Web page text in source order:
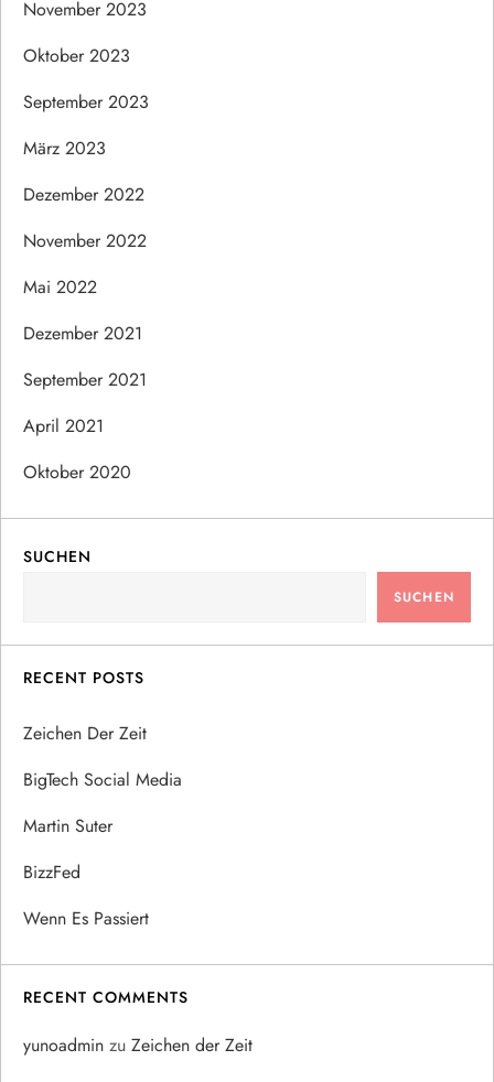
November 2023
Oktober 2023
September 2023
März 2023
Dezember 2022
November 2022
Mai 2022
Dezember 2021
September 2021
April 2021
Oktober 2020
SUCHEN
SUCHEN
RECENT POSTS
Zeichen Der Zeit
BigTech Social Media
Martin Suter
BizzFed
Wenn Es Passiert
RECENT COMMENTS
yunoadmin zu Zeichen der Zeit